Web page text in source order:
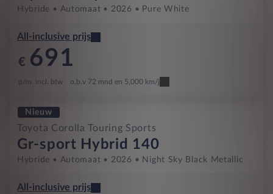
Hybride Automaat 2026 Pure White
All-inclusive prijs
€ 691
p/m. incl. btw o.b.v 72 mnd en 5,000 km/j
Nieuw
Toyota Corolla Touring Sports
Gr-sport Hybrid 140
Hybride Automaat 2026 Night Sky Black Metallic
All-inclusive prijs